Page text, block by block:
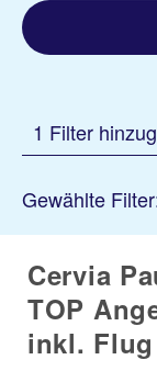
1 Filter
Gewählte
Cervia
TOP
inkl. Flug